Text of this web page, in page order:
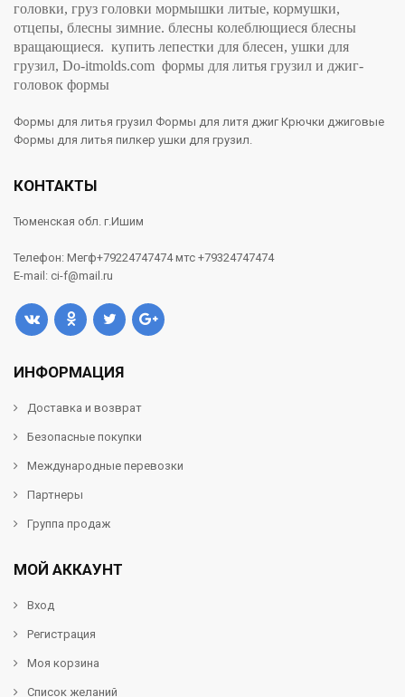
головки, груз головки мормышки литые, кормушки,
отцепы, блесны зимние. блесны колеблющиеся блесны
вращающиеся. купить лепестки для блесен, ушки для
грузил, Do-itmolds.com формы для литья грузил и джиг-
головок формы
Формы для литья грузил Формы для литя джиг Крючки джиговые
Формы для литья пилкер ушки для грузил.
КОНТАКТЫ
Тюменская обл. г.Ишим
Телефон: Мегф+79224747474 мтс +79324747474
E-mail: ci-f@mail.ru
ИНФОРМАЦИЯ
Доставка и возврат
Безопасные покупки
Международные перевозки
Партнеры
Группа продаж
МОЙ АККАУНТ
Вход
Регистрация
Моя корзина
Список желаний